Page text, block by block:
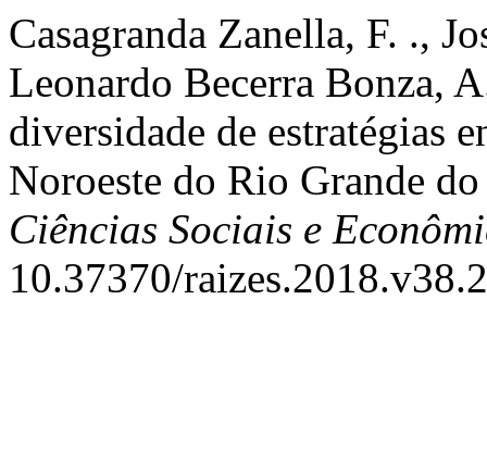
Casagranda Zanella, F. .,
Leonardo Becerra Bonza,
diversidade de estratégias
Noroeste do Rio Grande
Ciências Sociais e
10.37370/